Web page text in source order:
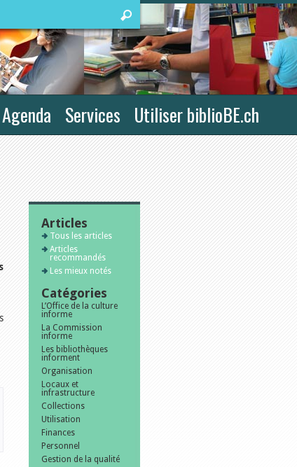
Agenda Services Utiliser biblioBE.ch
Articles
Tous les articles
Articles
recommandés
Les mieux notés
Catégories
L’Office de la culture
informe
La Commission
informe
Les bibliothèques
informent
Organisation
Locaux et
infrastructure
Collections
Utilisation
Finances
Personnel
Gestion de la qualité